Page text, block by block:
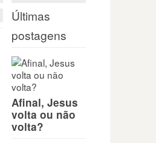
Últimas
postagens
Afinal, Jesus
volta ou não
volta?